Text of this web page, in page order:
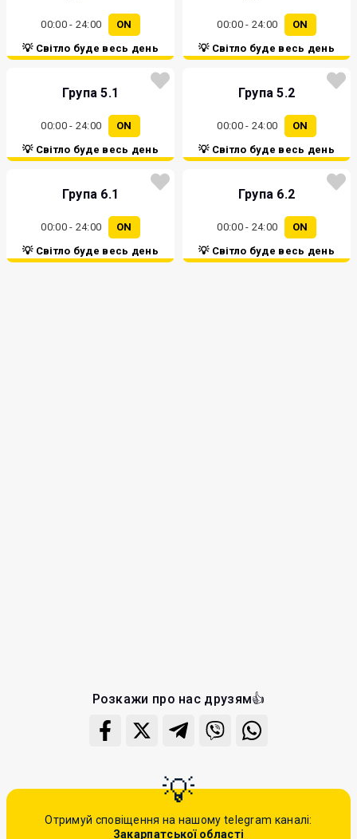
00:00 - 24:00
ON
💡 Світло буде весь день
00:00 - 24:00
ON
💡 Світло буде весь день
Група 5.1
00:00 - 24:00
ON
💡 Світло буде весь день
Група 5.2
00:00 - 24:00
ON
💡 Світло буде весь день
Група 6.1
00:00 - 24:00
ON
💡 Світло буде весь день
Група 6.2
00:00 - 24:00
ON
💡 Світло буде весь день
Розкажи про нас друзям👍
Отримуй сповіщення на нашому telegram каналі:
Закарпатської області